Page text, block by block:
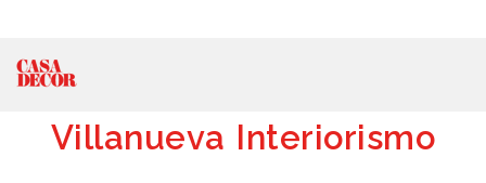
Villanueva Interiorismo